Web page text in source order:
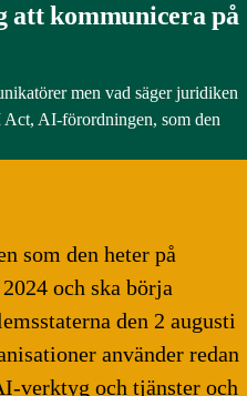
kommunicera på
men vad säger juridiken
AI-förordningen, som den
som den heter på
och ska börja
den 2 augusti
använder redan
verktyg och tjänster och